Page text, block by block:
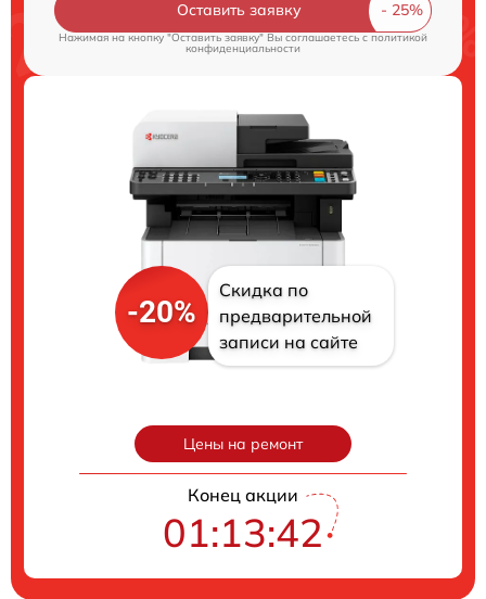
Оставить заявку
Нажимая на кнопку "Оставить заявку" Вы соглашаетесь cполитикой
конфиденциальности
-20%
Скидка по
предварительной
записи на сайте
Цены на ремонт
Конец акции
01:13:41